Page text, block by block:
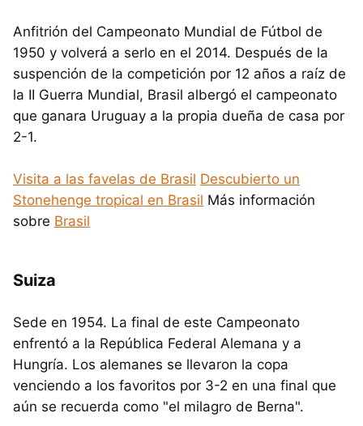
Anfitrión del Campeonato Mundial de Fútbol de
1950 y volverá a serlo en el 2014. Después de la
suspención de la competición por 12 años a raíz de
la II Guerra Mundial, Brasil albergó el campeonato
que ganara Uruguay a la propia dueña de casa por
2-1.
Visita a las favelas de Brasil Descubierto un
Stonehenge tropical en Brasil Más información
sobre Brasil
Suiza
Sede en 1954. La final de este Campeonato
enfrentó a la República Federal Alemana y a
Hungría. Los alemanes se llevaron la copa
venciendo a los favoritos por 3-2 en una final que
aún se recuerda como "el milagro de Berna".